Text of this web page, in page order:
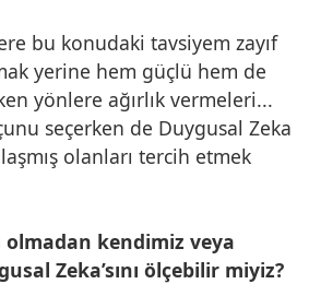
bu konudaki tavsiyem zayıf
yerine hem güçlü hem de
yönlere ağırlık vermeleri...
seçerken de Duygusal Zeka
olanları tercih etmek
olmadan kendimiz veya
Zeka’sını ölçebilir miyiz?